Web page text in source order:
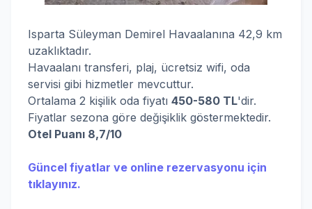
Isparta Süleyman Demirel Havaalanına 42,9 km
uzaklıktadır.
Havaalanı transferi, plaj, ücretsiz wifi, oda
servisi gibi hizmetler mevcuttur.
Ortalama 2 kişilik oda fiyatı 450-580 TL'dir.
Fiyatlar sezona göre değişiklik göstermektedir.
Otel Puanı 8,7/10
Güncel fiyatlar ve online rezervasyonu için
tıklayınız.